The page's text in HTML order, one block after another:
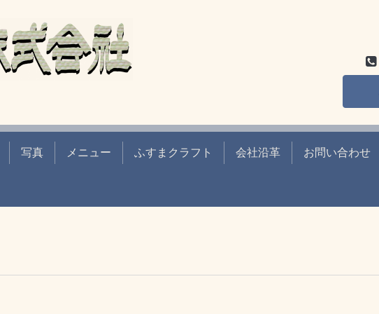
写真 メニュー ふすまクラフト 会社沿革 お問い合わせ